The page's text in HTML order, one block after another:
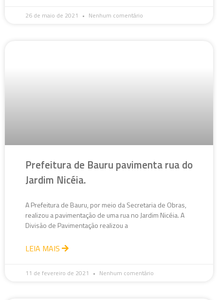
26 de maio de 2021 Nenhum comentário
Prefeitura de Bauru pavimenta rua do
Jardim Nicéia.
A Prefeitura de Bauru, por meio da Secretaria de Obras,
realizou a pavimentação de uma rua no Jardim Nicéia. A
Divisão de Pavimentação realizou a
LEIA MAIS
11 de fevereiro de 2021 Nenhum comentário